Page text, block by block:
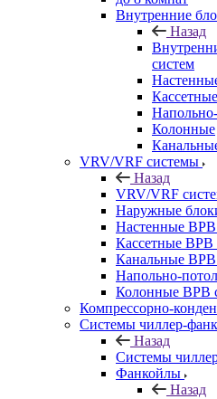
Внутренние
Назад
систем
Кассетные
Колонные
VRV/VRF системы
Назад
VRV/VRF
Наружные
Настенные
Кассетные ВРВ
Канальные
Напольно-
Колонные ВРВ
Компрессорно-
Системы чиллер-
Назад
Системы
Фанкойлы
Назад